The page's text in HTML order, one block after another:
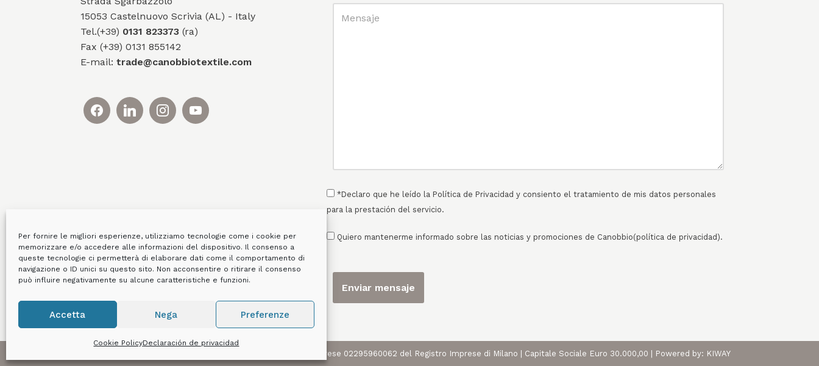
Per fornire le migliori esperienze, utilizziamo tecnologie come i cookie per
memorizzare e/o accedere alle informazioni del dispositivo. Il consenso a
queste tecnologie ci permetterà di elaborare dati come il comportamento di
navigazione o ID unici su questo sito. Non acconsentire o ritirare il consenso
può influire negativamente su alcune caratteristiche e funzioni.
Accetta Nega Preferenze
Cookie PolicyDeclaración de privacidad
15053 Castelnuovo Scrivia (AL) - Italy
Tel.(+39) 0131 823373 (ra)
Fax (+39) 0131 855142
E-mail: trade@canobbiotextile.com
*Declaro que he leído la Política de Privacidad y consiento el tratamiento de mis datos personales
para la prestación del servicio.
Quiero mantenerme informado sobre las noticias y promociones de Canobbio(política de privacidad).
2026 © Canobbio | C. F./ P.IVA/ Numero iscrizione ufficio imprese 02295960062 del Registro Imprese di Milano | Capitale Sociale Euro 30.000,00 | Powered by: KIWAY